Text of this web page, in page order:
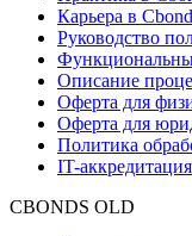
Для клиентов
О нас
Безопасность
Практика в
Карьера в
Руководство
Описание
Оферта для
Оферта для